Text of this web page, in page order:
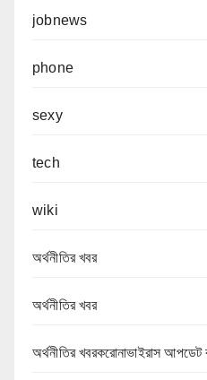
jobnews
phone
sexy
tech
wiki
অর্থনীতির খবর
অর্থনীতির খবর
অর্থনীতির খবরকরোনাভাইরাস আপডেট